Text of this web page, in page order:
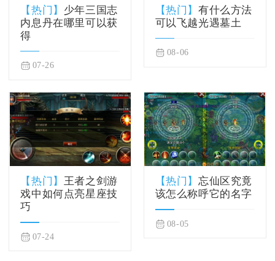
【热门】 少年三国志
内息丹在哪里可以获
得
07-26
【热门】有什么方法
可以飞越光遇墓土
08-06
【热门】 王者之剑游
戏中如何点亮星座技
巧
07-24
【热门】忘仙区究竟
该怎么称呼它的名字
08-05